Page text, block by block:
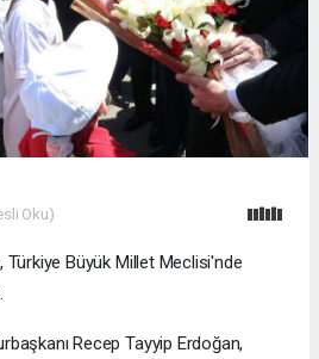
Oku)
Türkiye Büyük Millet Meclisi'nde
Recep Tayyip Erdoğan,